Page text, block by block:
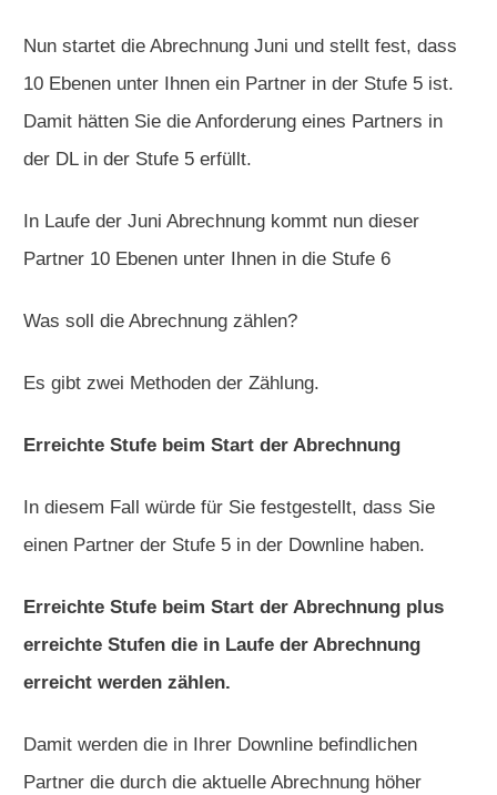
Nun startet die Abrechnung Juni und stellt fest, dass
10 Ebenen unter Ihnen ein Partner in der Stufe 5 ist.
Damit hätten Sie die Anforderung eines Partners in
der DL in der Stufe 5 erfüllt.
In Laufe der Juni Abrechnung kommt nun dieser
Partner 10 Ebenen unter Ihnen in die Stufe 6
Was soll die Abrechnung zählen?
Es gibt zwei Methoden der Zählung.
Erreichte Stufe beim Start der Abrechnung
In diesem Fall würde für Sie festgestellt, dass Sie
einen Partner der Stufe 5 in der Downline haben.
Erreichte Stufe beim Start der Abrechnung plus
erreichte Stufen die in Laufe der Abrechnung
erreicht werden zählen.
Damit werden die in Ihrer Downline befindlichen
Partner die durch die aktuelle Abrechnung höher